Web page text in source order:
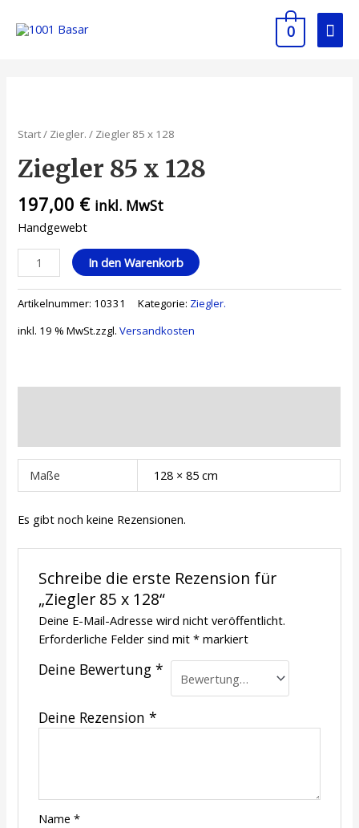
0
Start/ Ziegler. / Ziegler 85 x 128
Ziegler 85 x 128
197,00 € inkl. MwSt
Handgewebt
In den Warenkorb
Artikelnummer: 10331 Kategorie: Ziegler.
inkl. 19 % MwSt.zzgl.Versandkosten
Maße 128 × 85 cm
Es gibt noch keine Rezensionen.
Schreibe die erste Rezension für
„Ziegler 85 x 128“
Deine E-Mail-Adresse wird nicht veröffentlicht.
Erforderliche Felder sind mit *markiert
Deine Bewertung *
Deine Rezension *
Name *